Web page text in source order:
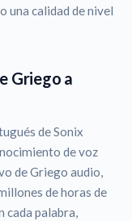
una calidad de nivel
Griego a
de Sonix
de voz
de Griego audio,
de horas de
cada palabra,